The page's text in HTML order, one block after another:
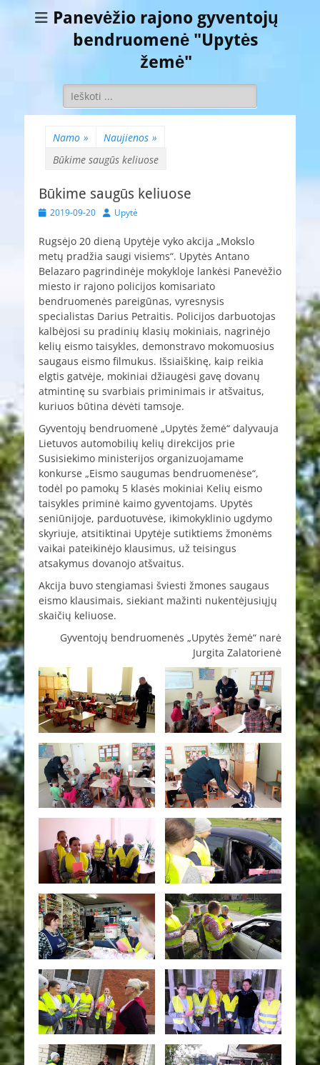
Panevėžio rajono gyventojų
bendruomenė "Upytės
žemė"
Ieškoti:
Namo » Naujienos »
Būkime saugūs keliuose
Būkime saugūs keliuose
Paskelbta
2019-09-20 Autorius
Upytė
Rugsėjo 20 dieną Upytėje vyko akcija „Mokslo
metų pradžia saugi visiems“. Upytės Antano
Belazaro pagrindinėje mokykloje lankėsi Panevėžio
miesto ir rajono policijos komisariato
bendruomenės pareigūnas, vyresnysis
specialistas Darius Petraitis. Policijos darbuotojas
kalbėjosi su pradinių klasių mokiniais, nagrinėjo
kelių eismo taisykles, demonstravo mokomuosius
saugaus eismo filmukus. Išsiaiškinę, kaip reikia
elgtis gatvėje, mokiniai džiaugėsi gavę dovanų
atmintinę su svarbiais priminimais ir atšvaitus,
kuriuos būtina dėvėti tamsoje.
Gyventojų bendruomenė „Upytės žemė“ dalyvauja
Lietuvos automobilių kelių direkcijos prie
Susisiekimo ministerijos organizuojamame
konkurse „Eismo saugumas bendruomenėse“,
todėl po pamokų 5 klasės mokiniai Kelių eismo
taisykles priminė kaimo gyventojams. Upytės
seniūnijoje, parduotuvėse, ikimokyklinio ugdymo
skyriuje, atsitiktinai Upytėje sutiktiems žmonėms
vaikai pateikinėjo klausimus, už teisingus
atsakymus dovanojo atšvaitus.
Akcija buvo stengiamasi šviesti žmones saugaus
eismo klausimais, siekiant mažinti nukentėjusiųjų
skaičių keliuose.
Gyventojų bendruomenės „Upytės žemė“ narė
Jurgita Zalatorienė